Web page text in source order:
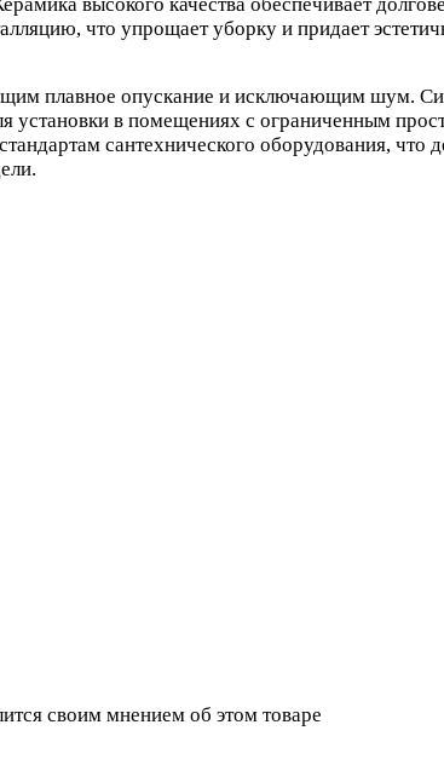
что упрощает уборку и придает
плавное опускание и исключающим шум.
установки в помещениях с ограниченным
сантехнического оборудования,
своим мнением об этом товаре